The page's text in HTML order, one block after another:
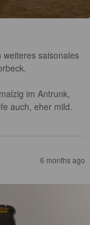
saisonales
im Antrunk,
auch, eher mild.
6 months ago